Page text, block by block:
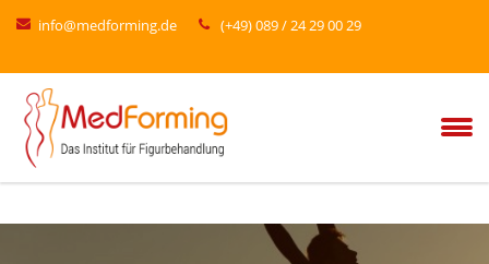
info@medforming.de (+49) 089 / 24 29 00 29